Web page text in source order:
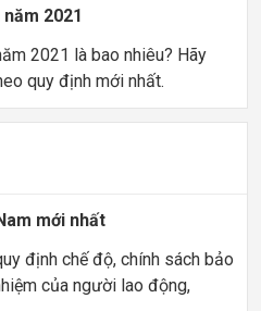
2021
2021 là bao nhiêu? Hãy
quy định mới nhất.
mới nhất
định chế độ, chính sách bảo
của người lao động,